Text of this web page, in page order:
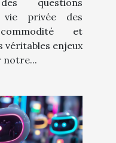
privée des
et
véritables enjeux
notre...